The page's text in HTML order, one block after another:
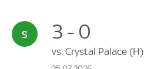
3 - 0
vs. Crystal Palace (H)